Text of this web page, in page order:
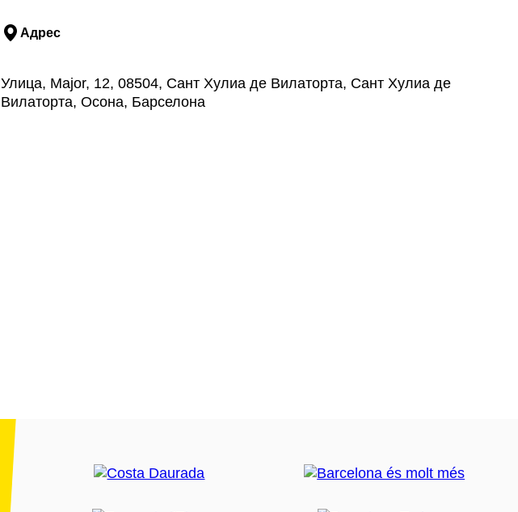
Адрес
Улица, Major, 12, 08504, Сант Хулиа де Вилаторта, Сант Хулиа де
Вилаторта, Осона, Барселона